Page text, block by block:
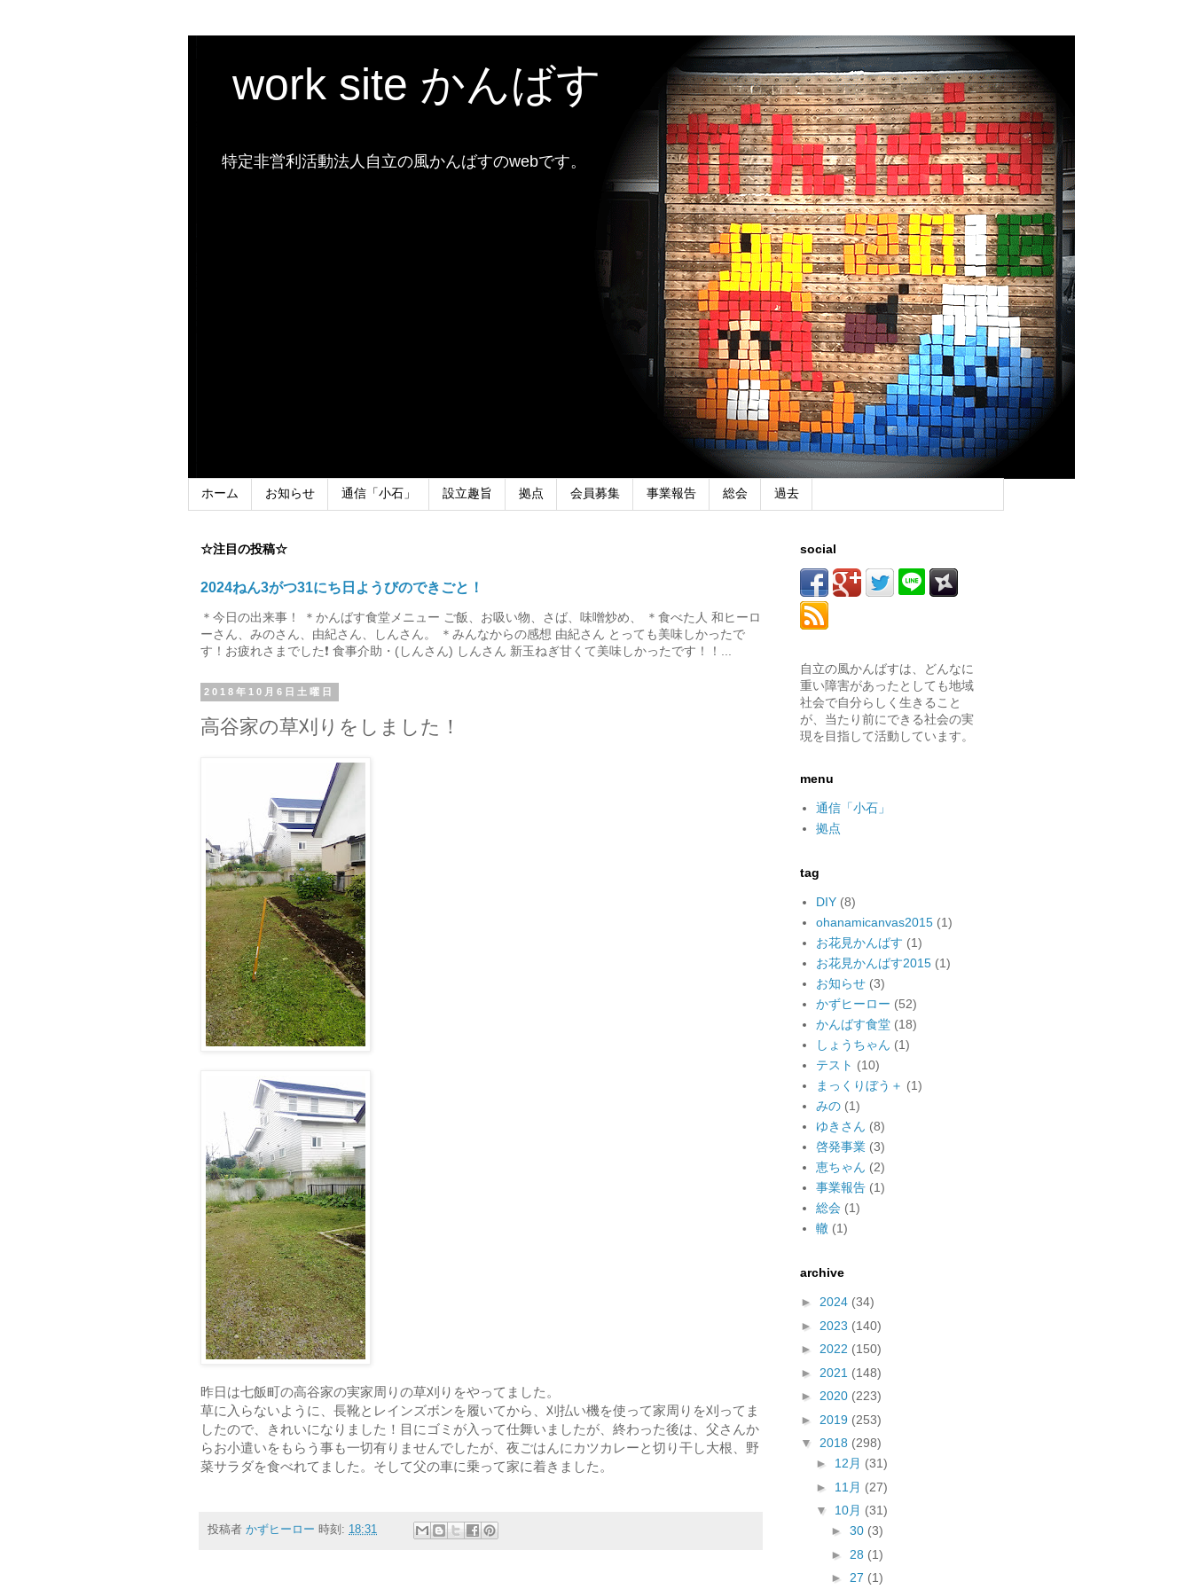
work site かんばす
特定非営利活動法人自立の風かんばすのwebです。
ホーム お知らせ 通信「小石」 設立趣旨 拠点 会員募集 事業報告 総会 過去
☆注目の投稿☆
2024ねん3がつ31にち日ようびのできごと！
＊今日の出来事！ ＊かんばす食堂メニュー ご飯、お吸い物、さば、味噌炒め、 ＊食べた人 和ヒーロ
ーさん、みのさん、由紀さん、しんさん。 ＊みんなからの感想 由紀さん とっても美味しかったで
す！お疲れさまでした❗ 食事介助・(しんさん) しんさん 新玉ねぎ甘くて美味しかったです！！...
2018年10月6日土曜日
高谷家の草刈りをしました！
昨日は七飯町の高谷家の実家周りの草刈りをやってました。
草に入らないように、長靴とレインズボンを履いてから、刈払い機を使って家周りを刈ってま
したので、きれいになりました！目にゴミが入って仕舞いましたが、終わった後は、父さんか
らお小遣いをもらう事も一切有りませんでしたが、夜ごはんにカツカレーと切り干し大根、野
菜サラダを食べれてました。そして父の車に乗って家に着きました。
投稿者 かずヒーロー 時刻: 18:31
social
自立の風かんばすは、どんなに
重い障害があったとしても地域
社会で自分らしく生きること
が、当たり前にできる社会の実
現を目指して活動しています。
menu
通信「小石」
拠点
tag
DIY (8)
ohanamicanvas2015 (1)
お花見かんばす (1)
お花見かんばす2015 (1)
お知らせ (3)
かずヒーロー (52)
かんばす食堂 (18)
しょうちゃん (1)
テスト (10)
まっくりぼう＋ (1)
みの (1)
ゆきさん (8)
啓発事業 (3)
恵ちゃん (2)
事業報告 (1)
総会 (1)
轍 (1)
archive
► 2024 (34)
► 2023 (140)
► 2022 (150)
► 2021 (148)
► 2020 (223)
► 2019 (253)
▼ 2018 (298)
► 12月 (31)
► 11月 (27)
▼ 10月 (31)
► 30 (3)
► 28 (1)
► 27 (1)